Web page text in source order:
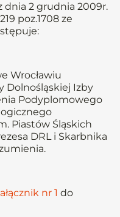
dnia 2 grudnia 2009r.
poz.1708 ze
Wrocławiu
Dolnośląskiej Izby
Podyplomowego
Piastów Śląskich
DRL i Skarbnika
nr 1 do